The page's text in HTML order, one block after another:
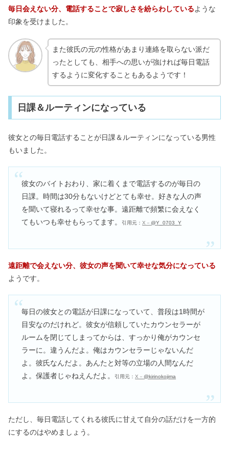
毎日会えない分、電話することで寂しさを紛らわしているような
印象を受けました。
また彼氏の元の性格があまり連絡を取らない派だ
ったとしても、相手への思いが強ければ毎日電話
するように変化することもあるようです！
日課＆ルーティンになっている
彼女との毎日電話することが日課＆ルーティンになっている男性
もいました。
彼女のバイトおわり、家に着くまで電話するのが毎日の
日課。時間は30分もないけどとても幸せ。好きな人の声
を聞いて寝れるって幸せな事。遠距離で頻繁に会えなく
てもいつも幸せもらってます。
引用元：X－@Y_0703_Y
遠距離で会えない分、彼女の声を聞いて幸せな気分になっている
ようです。
毎日の彼女との電話が日課になっていて、普段は1時間が
目安なのだけれど。彼女が信頼していたカウンセラーが
ルームを閉じてしまってからは、すっかり俺がカウンセ
ラーに。違うんだよ。俺はカウンセラーじゃないんだ
よ。彼氏なんだよ。あんたと対等の立場の人間なんだ
よ。保護者じゃねえんだよ。
引用元：X－@kirinokojima
ただし、毎日電話してくれる彼氏に甘えて自分の話だけを一方的
にするのはやめましょう。